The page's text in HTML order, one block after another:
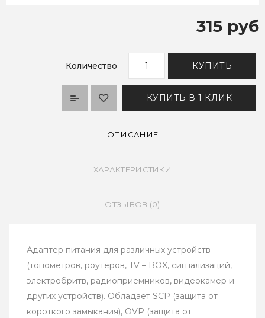
315 руб
Количество КУПИТЬ
КУПИТЬ В 1 КЛИК
ОПИСАНИЕ
ХАРАКТЕРИСТИКИ
ОТЗЫВОВ (0)
Адаптер питания для различных устройств
(тонометров, роутеров, TV – BOX, сигнализаций,
электробритв, радиоприемников, видеокамер и
других устройств). Обладает SCP (защита от
короткого замыкания), OVP (защита от